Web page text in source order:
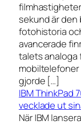
sekund är
fotohistoria
avancerade
talets analoga
gjorde […]
IBM ThinkPad
vecklade ut
När IBM